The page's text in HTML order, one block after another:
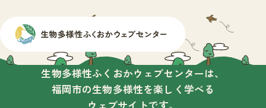
生物多様性ふくおかウェブセンターは、
福岡市の生物多様性を楽しく学べる
ウェブサイトです。